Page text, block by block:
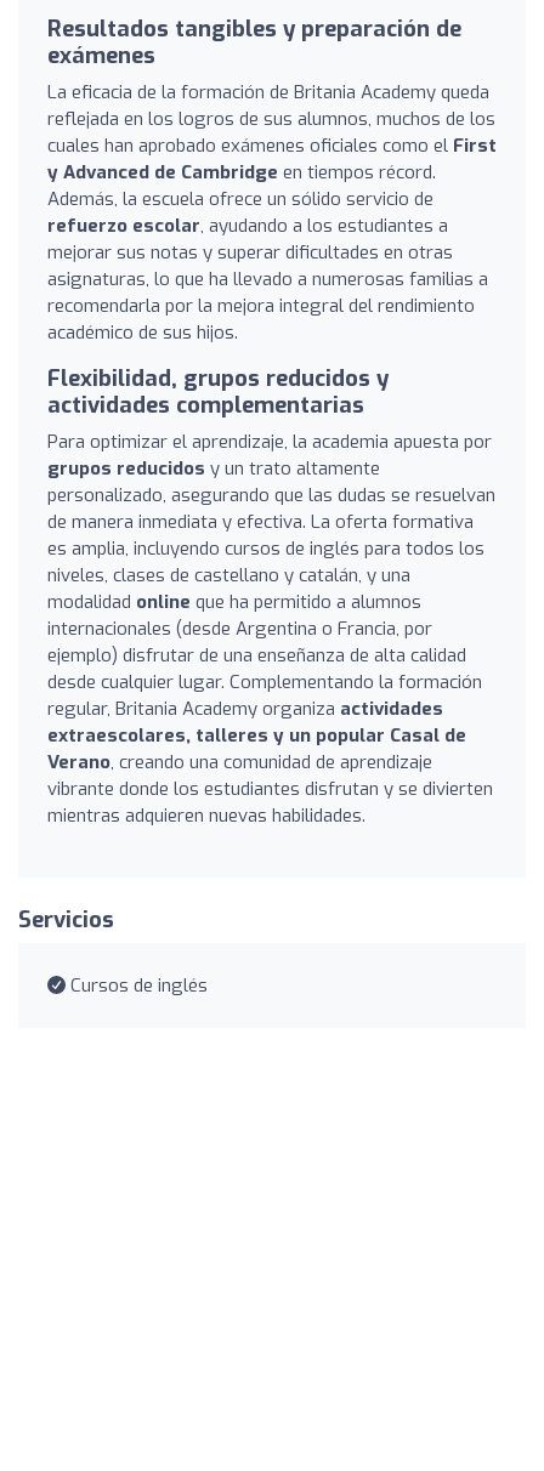
Resultados tangibles y preparación de
exámenes
La eficacia de la formación de Britania Academy queda
reflejada en los logros de sus alumnos, muchos de los
cuales han aprobado exámenes oficiales como el First
y Advanced de Cambridge en tiempos récord.
Además, la escuela ofrece un sólido servicio de
refuerzo escolar, ayudando a los estudiantes a
mejorar sus notas y superar dificultades en otras
asignaturas, lo que ha llevado a numerosas familias a
recomendarla por la mejora integral del rendimiento
académico de sus hijos.
Flexibilidad, grupos reducidos y
actividades complementarias
Para optimizar el aprendizaje, la academia apuesta por
grupos reducidos y un trato altamente
personalizado, asegurando que las dudas se resuelvan
de manera inmediata y efectiva. La oferta formativa
es amplia, incluyendo cursos de inglés para todos los
niveles, clases de castellano y catalán, y una
modalidad online que ha permitido a alumnos
internacionales (desde Argentina o Francia, por
ejemplo) disfrutar de una enseñanza de alta calidad
desde cualquier lugar. Complementando la formación
regular, Britania Academy organiza actividades
extraescolares, talleres y un popular Casal de
Verano, creando una comunidad de aprendizaje
vibrante donde los estudiantes disfrutan y se divierten
mientras adquieren nuevas habilidades.
Servicios
Cursos de inglés